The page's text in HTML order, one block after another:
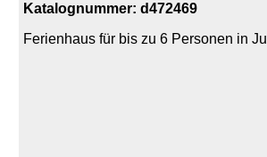
Katalognummer: d472469
Ferienhaus für bis zu 6 Personen in